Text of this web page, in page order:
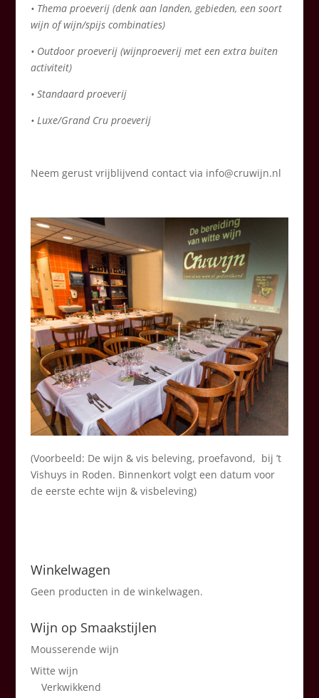
• Thema proeverij (denk aan landen, gebieden, een soort
wijn of wijn/spijs combinaties)
• Outdoor proeverij (wijnproeverij met een extra buiten
activiteit)
• Standaard proeverij
• Luxe/Grand Cru proeverij
Neem gerust vrijblijvend contact via info@cruwijn.nl
(Voorbeeld: De wijn & vis beleving, proefavond, bij ’t
Vishuys in Roden. Binnenkort volgt een datum voor
de eerste echte wijn & visbeleving)
Winkelwagen
Geen producten in de winkelwagen.
Wijn op Smaakstijlen
Mousserende wijn
Witte wijn
Verkwikkend